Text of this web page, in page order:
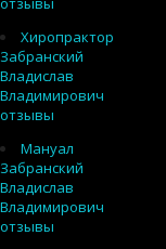
Хиропрактор
Забранский
Владислав
Владимирович
отзывы
Мануал
Забранский
Владислав
Владимирович
отзывы